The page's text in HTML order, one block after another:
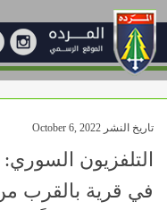
تاريخ النشر October 6, 2022
التلفزيون السوري:
في قرية بالقرب